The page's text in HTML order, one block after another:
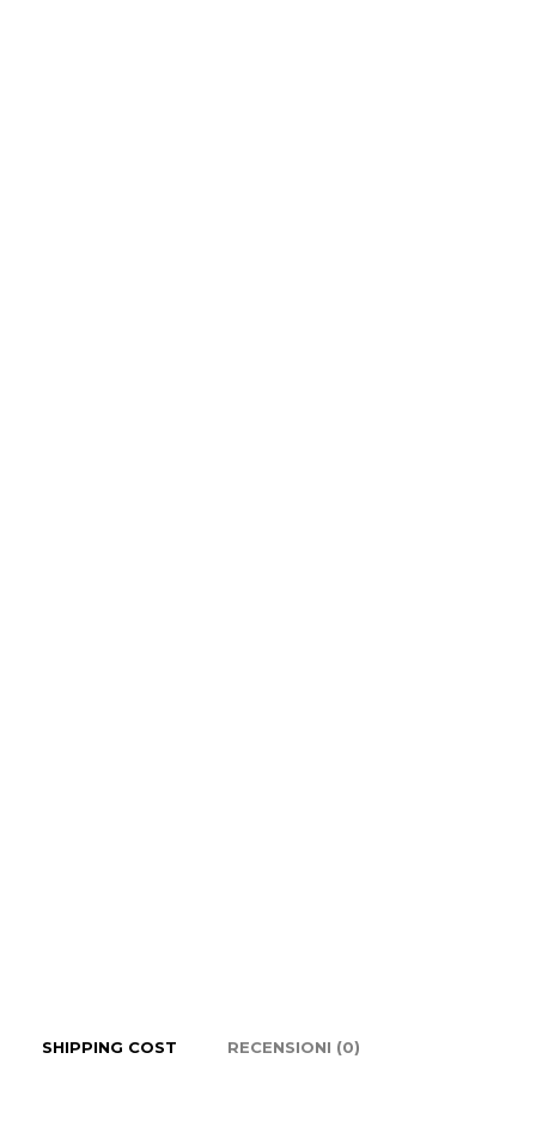
SHIPPING COST RECENSIONI (0)